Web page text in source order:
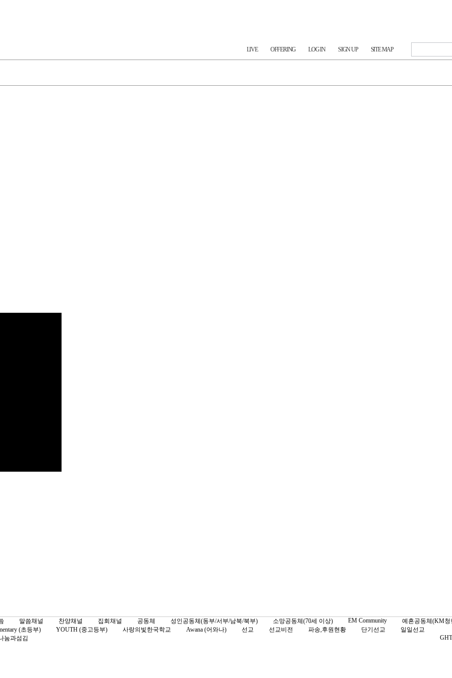
LIVE OFFERING LOG IN SIGN UP SITE MAP
말씀채널 찬양채널 집회채널 공동체 성인공동체(동부/서부/남북/북부) 소망공동체(70세 이상) EM Community
예흔공동체(KM청
(초등부) YOUTH (중고등부) 사랑의빛한국학교 Awana (어와나) 선교 선교비전 파송,후원현황 단기선교
일일선교
눔과섬김